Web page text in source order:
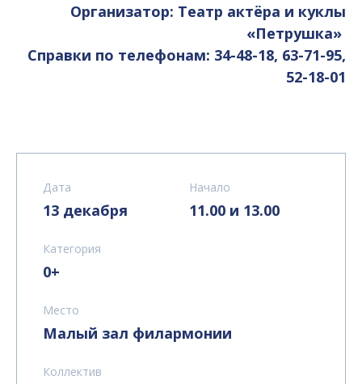
Организатор: Театр актёра и куклы
«Петрушка»
Справки по телефонам: 34-48-18, 63-71-95,
52-18-01
Дата
13 декабря
Начало
11.00 и 13.00
Категория
0+
Место
Малый зал филармонии
Коллектив